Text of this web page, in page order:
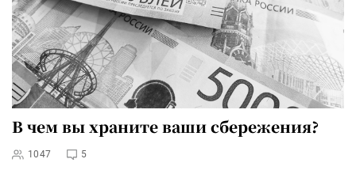
В чем вы храните ваши сбережения?
1047 5